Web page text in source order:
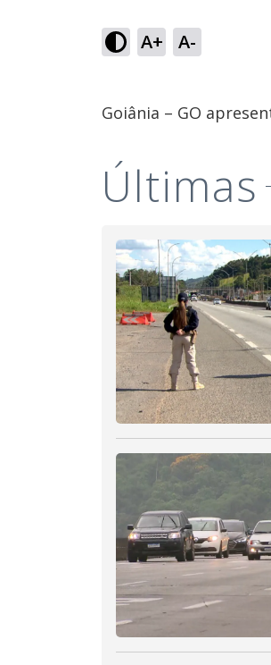
A+ A-
Goiânia – GO
Últimas